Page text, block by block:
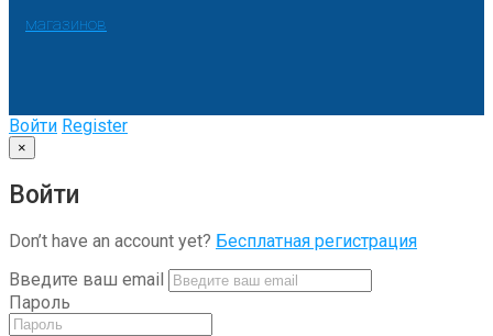
магазинов
Войти Register
×
Войти
Don’t have an account yet? Бесплатная регистрация
Введите ваш email
Пароль